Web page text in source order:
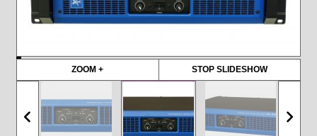
ZOOM + STOP SLIDESHOW